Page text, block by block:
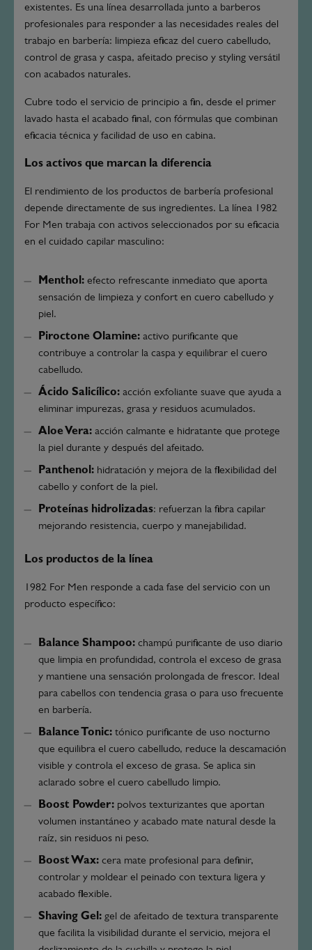
existentes. Es una línea desarrollada junto a barberos
profesionales para responder a las necesidades reales del
trabajo en barbería: limpieza eficaz del cuero cabelludo,
control de grasa y caspa, afeitado preciso y styling versátil
con acabados naturales.
Cubre todo el servicio de principio a fin, desde el primer
lavado hasta el acabado final, con fórmulas que combinan
eficacia técnica y facilidad de uso en cabina.
Los activos que marcan la diferencia
El rendimiento de los productos de barbería profesional
depende directamente de sus ingredientes. La línea 1982
For Men trabaja con activos seleccionados por su eficacia
en el cuidado capilar masculino:
Menthol: efecto refrescante inmediato que aporta
sensación de limpieza y confort en cuero cabelludo y
piel.
Piroctone Olamine: activo purificante que
contribuye a controlar la caspa y equilibrar el cuero
cabelludo.
Ácido Salicílico: acción exfoliante suave que ayuda a
eliminar impurezas, grasa y residuos acumulados.
Aloe Vera: acción calmante e hidratante que protege
la piel durante y después del afeitado.
Panthenol: hidratación y mejora de la flexibilidad del
cabello y confort de la piel.
Proteínas hidrolizadas: refuerzan la fibra capilar
mejorando resistencia, cuerpo y manejabilidad.
Los productos de la línea
1982 For Men responde a cada fase del servicio con un
producto específico:
Balance Shampoo: champú purificante de uso diario
que limpia en profundidad, controla el exceso de grasa
y mantiene una sensación prolongada de frescor. Ideal
para cabellos con tendencia grasa o para uso frecuente
en barbería.
Balance Tonic: tónico purificante de uso nocturno
que equilibra el cuero cabelludo, reduce la descamación
visible y controla el exceso de grasa. Se aplica sin
aclarado sobre el cuero cabelludo limpio.
Boost Powder: polvos texturizantes que aportan
volumen instantáneo y acabado mate natural desde la
raíz, sin residuos ni peso.
Boost Wax: cera mate profesional para definir,
controlar y moldear el peinado con textura ligera y
acabado flexible.
Shaving Gel: gel de afeitado de textura transparente
que facilita la visibilidad durante el servicio, mejora el